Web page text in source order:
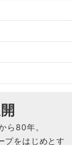
ら 80年。
プをはじめとす